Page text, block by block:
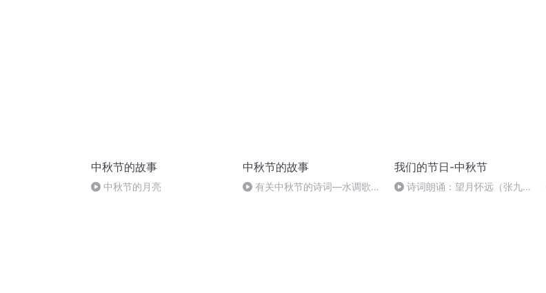
中秋节的故事
中秋节的月亮
中秋节的故事
有关中秋节的诗词―水调歌
我们的节日-中秋节
诗词朗诵：望月怀远（张九